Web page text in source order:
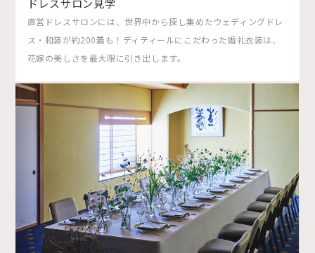
ドレスサロン見学
直営ドレスサロンには、世界中から探し集めたウェディングドレ
ス・和装が約200着も！ディティールにこだわった婚礼衣装は、
花嫁の美しさを最大限に引き出します。